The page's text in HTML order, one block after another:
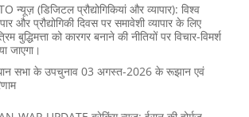
न्यूज़ (डिजिटल प्रौद्योगिकियां और व्यापार): विश्व
और प्रौद्योगिकी दिवस पर समावेशी व्यापार के लिए
बुद्धिमत्ता को कारगर बनाने की नीतियों पर विचार-विमर्श
जाएगा।
सभा के उपचुनाव 03 अगस्त-2026 के रूझान एवं